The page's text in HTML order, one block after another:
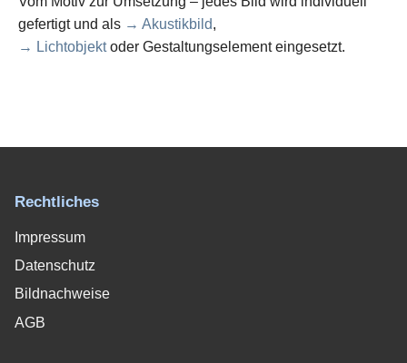
gefertigt und als → Akustikbild,
→ Lichtobjektoder Gestaltungselement eingesetzt.
Rechtliches
Impressum
Datenschutz
Bildnachweise
AGB